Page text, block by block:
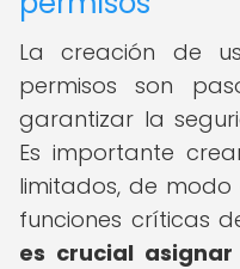
La creación de
permisos son
garantizar la
Es importante
limitados, de
funciones críticas
es crucial